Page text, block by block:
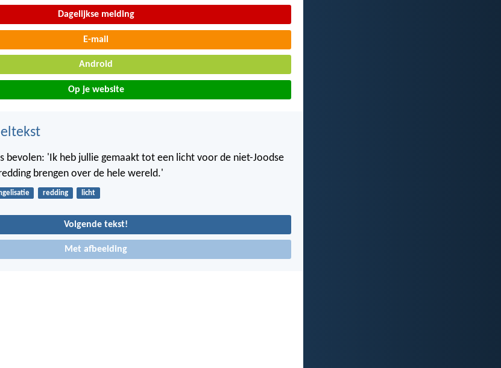
Dagelijkse melding
E-mail
Android
Op je website
bevolen: 'Ik heb jullie gemaakt tot een licht voor de niet-Joodse
brengen over de hele wereld.'
redding licht
Volgende tekst!
Met afbeelding